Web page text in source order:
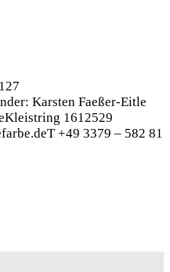
Karsten Faeßer-Eitle
1612529
+49 3379 – 582 81